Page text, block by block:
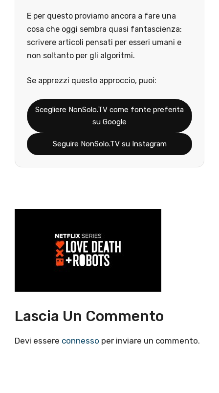
E per questo proviamo ancora a fare una
cosa che oggi sembra quasi fantascienza:
scrivere articoli pensati per esseri umani e
non soltanto per gli algoritmi.
Se apprezzi questo approccio, puoi:
Scegliere NonSolo.TV come fonte preferita
su Google
Seguire NonSolo.TV su Instagram
Lascia Un Commento
Devi essere connesso per inviare un commento.